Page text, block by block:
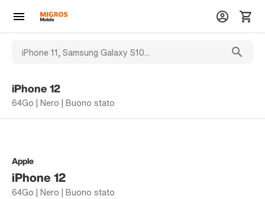
iPhone 12
64Go | Nero | Buono stato
Apple
iPhone 12
64Go | Nero | Buono stato